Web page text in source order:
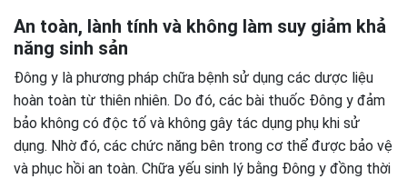
An toàn, lành tính và không làm suy giảm khả
năng sinh sản
Đông y là phương pháp chữa bệnh sử dụng các dược liệu
hoàn toàn từ thiên nhiên. Do đó, các bài thuốc Đông y đảm
bảo không có độc tố và không gây tác dụng phụ khi sử
dụng. Nhờ đó, các chức năng bên trong cơ thể được bảo vệ
và phục hồi an toàn. Chữa yếu sinh lý bằng Đông y đồng thời